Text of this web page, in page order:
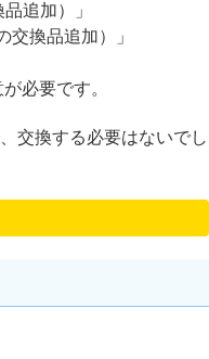
追加）」
交換品追加）」
必要です。
交換する必要はないでし